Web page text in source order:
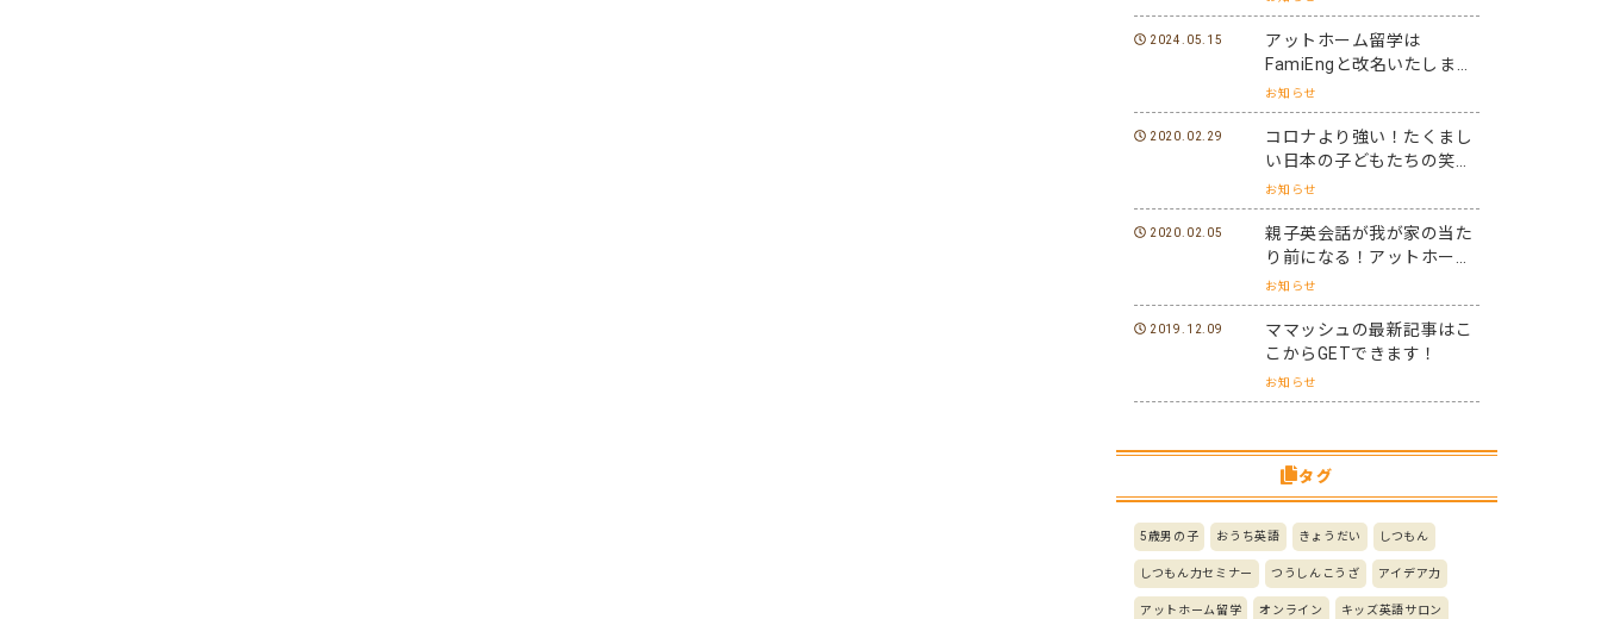
2024.05.15
アットホーム留学は
FamiEngと改名いたしまし
た。
お知らせ
2020.02.29
コロナより強い！たくまし
い日本の子どもたちの笑顔
と元気を世界に届けよう！
お知らせ
2020.02.05
親子英会話が我が家の当た
り前になる！アットホーム
留学パフォーマーになろ
う！
お知らせ
2019.12.09
ママッシュの最新記事はこ
こからGETできます！
お知らせ
タグ
5歳男の子 おうち英語 きょうだい しつもん
しつもん力セミナー つうしんこうざ アイデア力
アットホーム留学 オンライン キッズ英語サロン